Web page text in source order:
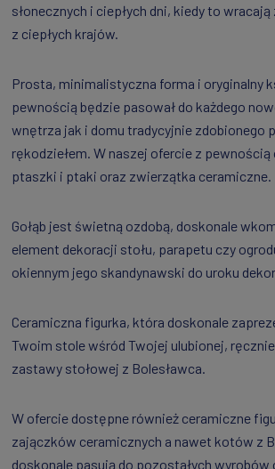
słonecznych i ciepłych dni, kiedy to
z ciepłych krajów.
Prosta, minimalistyczna forma i oryginalny
pewnością będzie pasował do każdego
wnętrza jak i domu tradycyjnie zdobionego
rękodziełem. W naszej ofercie z
ptaszki i ptaki oraz zwierzątka ceramiczne.
Gołąb jest świetną ozdobą, doskonale
element dekoracji stołu, parapetu czy
okiennym jego skandynawski do uroku
Ceramiczna figurka, która doskonale
Twoim stole wśród Twojej ulubionej,
zastawy stołowej z Bolesławca.
W ofercie dostępne również ceramiczne
zajączków ceramicznych a nawet kotów z
doskonale pasują do pozostałych wyrobów